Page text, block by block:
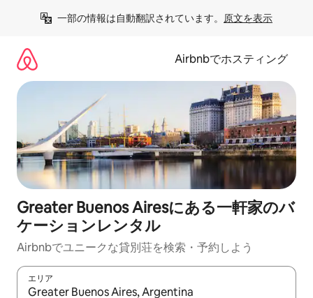
一部の情報は自動翻訳されています。 原文を表示
Airbnbでホスティング
Greater Buenos Airesにある一軒家のバ
ケーションレンタル
Airbnbでユニークな貸別荘を検索・予約しよう
エリア
検索結果が表示されたら、上下の矢印キーを使って移動するか